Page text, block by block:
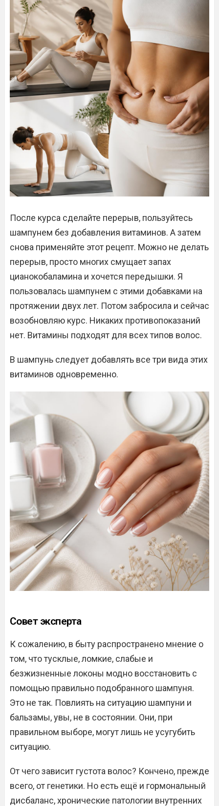
После курса сделайте перерыв, пользуйтесь
шампунем без добавления витаминов. А затем
снова применяйте этот рецепт. Можно не делать
перерыв, просто многих смущает запах
цианокобаламина и хочется передышки. Я
пользовалась шампунем с этими добавками на
протяжении двух лет. Потом забросила и сейчас
возобновляю курс. Никаких противопоказаний
нет. Витамины подходят для всех типов волос.
В шампунь следует добавлять все три вида этих
витаминов одновременно.
Совет эксперта
К сожалению, в быту распространено мнение о
том, что тусклые, ломкие, слабые и
безжизненные локоны модно восстановить с
помощью правильно подобранного шампуня.
Это не так. Повлиять на ситуацию шампуни и
бальзамы, увы, не в состоянии. Они, при
правильном выборе, могут лишь не усугубить
ситуацию.
От чего зависит густота волос? Кончено, прежде
всего, от генетики. Но есть ещё и гормональный
дисбаланс, хронические патологии внутренних